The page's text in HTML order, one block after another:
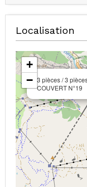
Localisation
3 pièces / 3
COUVERT N°19
+
−